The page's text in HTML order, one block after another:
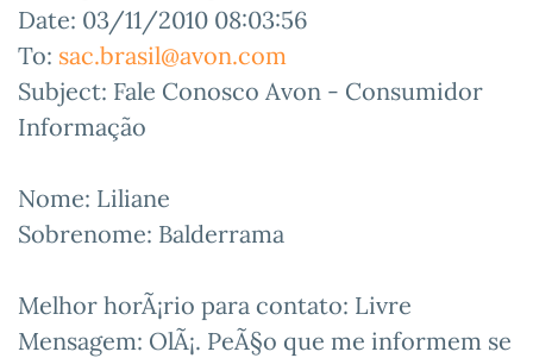
Date: 03/11/2010 08:03:56
To: sac.brasil@avon.com
Subject: Fale Conosco Avon - Consumidor
Informação
Nome: Liliane
Sobrenome: Balderrama
Melhor horÃ¡rio para contato: Livre
Mensagem: OlÃ¡. PeÃ§o que me informem se